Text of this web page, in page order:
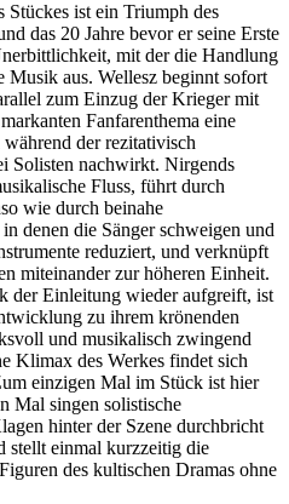
Stückes ist ein Triumph des
das 20 Jahre bevor er seine Erste
mit der die Handlung
Musik aus. Wellesz beginnt sofort
zum Einzug der Krieger mit
Fanfarenthema eine
der rezitativisch
Solisten nachwirkt. Nirgends
Fluss, führt durch
wie durch beinahe
denen die Sänger schweigen und
reduziert, und verknüpft
miteinander zur höheren Einheit.
der Einleitung wieder aufgreift, ist
zu ihrem krönenden
und musikalisch zwingend
Klimax des Werkes findet sich
einzigen Mal im Stück ist hier
Mal singen solistische
hinter der Szene durchbricht
stellt einmal kurzzeitig die
des kultischen Dramas ohne